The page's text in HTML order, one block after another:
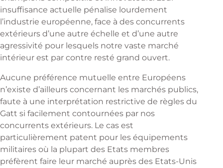
insuffisance actuelle pénalise lourdement
l’industrie européenne, face à des concurrents
extérieurs d’une autre échelle et d’une autre
agressivité pour lesquels notre vaste marché
intérieur est par contre resté grand ouvert.
Aucune préférence mutuelle entre Européens
n’existe d’ailleurs concernant les marchés publics,
faute à une interprétation restrictive de règles du
Gatt si facilement contournées par nos
concurrents extérieurs. Le cas est
particulièrement patent pour les équipements
militaires où la plupart des Etats membres
préfèrent faire leur marché auprès des Etats-Unis